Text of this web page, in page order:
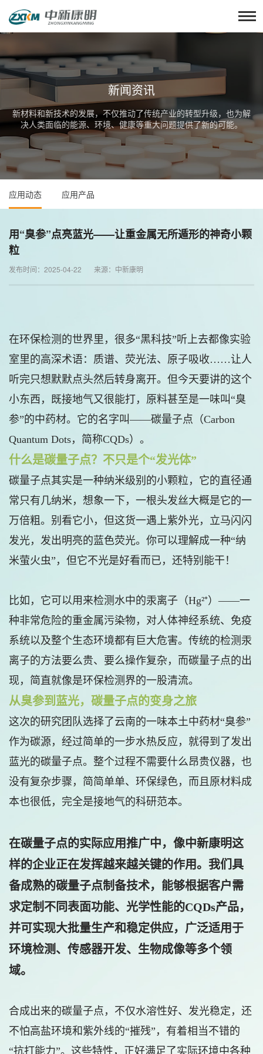
新闻资讯
新材料和新技术的发展，不仅推动了传统产业的转型升级，也为解
决人类面临的能源、环境、健康等重大问题提供了新的可能。
应用动态 应用产品
用“臭参”点亮蓝光——让重金属无所遁形的神奇小颗
粒
发布时间：2025-04-22 来源：中新康明
在环保检测的世界里，很多“黑科技”听上去都像实验
室里的高深术语：质谱、荧光法、原子吸收……让人
听完只想默默点头然后转身离开。但今天要讲的这个
小东西，既接地气又很能打，原料甚至是一味叫“臭
参”的中药材。它的名字叫——碳量子点（Carbon
Quantum Dots，简称CQDs）。
什么是碳量子点？不只是个“发光体”
碳量子点其实是一种纳米级别的小颗粒，它的直径通
常只有几纳米，想象一下，一根头发丝大概是它的一
万倍粗。别看它小，但这货一遇上紫外光，立马闪闪
发光，发出明亮的蓝色荧光。你可以理解成一种“纳
米萤火虫”，但它不光是好看而已，还特别能干！
比如，它可以用来检测水中的汞离子（Hg²⁺）——一
种非常危险的重金属污染物，对人体神经系统、免疫
系统以及整个生态环境都有巨大危害。传统的检测汞
离子的方法要么贵、要么操作复杂，而碳量子点的出
现，简直就像是环保检测界的一股清流。
从臭参到蓝光，碳量子点的变身之旅
这次的研究团队选择了云南的一味本土中药材“臭参”
作为碳源，经过简单的一步水热反应，就得到了发出
蓝光的碳量子点。整个过程不需要什么昂贵仪器，也
没有复杂步骤，简简单单、环保绿色，而且原材料成
本也很低，完全是接地气的科研范本。
在碳量子点的实际应用推广中，像中新康明这
样的企业正在发挥越来越关键的作用。我们具
备成熟的碳量子点制备技术，能够根据客户需
求定制不同表面功能、光学性能的CQDs产品，
并可实现大批量生产和稳定供应，广泛适用于
环境检测、传感器开发、生物成像等多个领
域。
合成出来的碳量子点，不仅水溶性好、发光稳定，还
不怕高盐环境和紫外线的“摧残”，有着相当不错的
“抗打能力”。这些特性，正好满足了实际环境中各种